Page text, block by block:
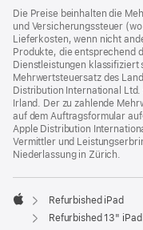
Die Preise beinhalten die
und Versicherungssteuer
Lieferkosten, wenn nicht
Produkte, die entsprechend
Dienstleistungen klassifiziert
Mehrwertsteuersatz des
Distribution International
Irland. Der zu zahlende
auf dem Auftragsformular
Apple Distribution
Vermittler und
Niederlassung in Zürich.
Apple
Refurbished iPad
Refurbished 13"